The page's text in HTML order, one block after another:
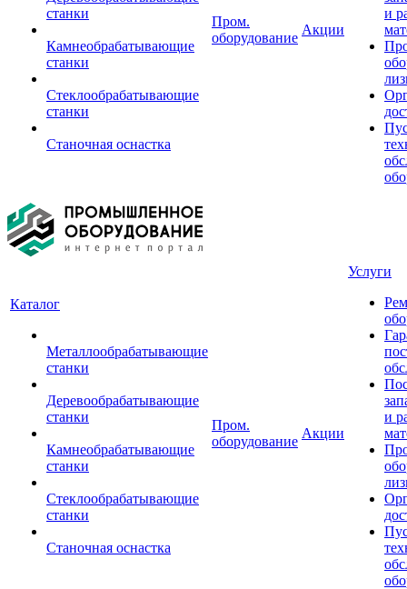
станки
Камнеобрабатывающие
станки
Стеклообрабатывающие
станки
Станочная оснастка
Пром.
оборудование
Акции
и
Каталог
Металлообрабатывающие
станки
Деревообрабатывающие
станки
Камнеобрабатывающие
станки
Стеклообрабатывающие
станки
Станочная оснастка
Пром.
оборудование
Акции
Услуги
и